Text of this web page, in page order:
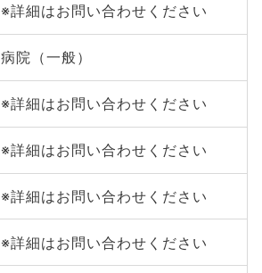
※詳細はお問い合わせください
病院（一般）
※詳細はお問い合わせください
※詳細はお問い合わせください
※詳細はお問い合わせください
※詳細はお問い合わせください